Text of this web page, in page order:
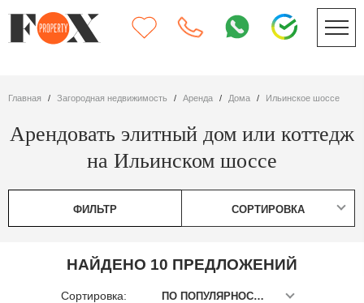
Главная Загородная недвижимость Аренда дома Ильинское шоссе
Арендовать элитный дом или коттедж
на Ильинском шоссе
ФИЛЬТР СОРТИРОВКА
НАЙДЕНО 10 ПРЕДЛОЖЕНИЙ
Сортировка: ПО ПОПУЛЯРНОСТИ